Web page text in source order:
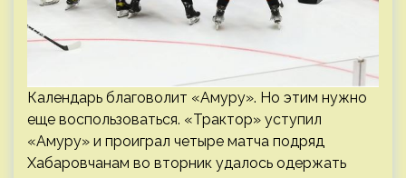
Календарь благоволит «Амуру». Но этим нужно
еще воспользоваться. «Трактор» уступил
«Амуру» и проиграл четыре матча подряд
Хабаровчанам во вторник удалось одержать